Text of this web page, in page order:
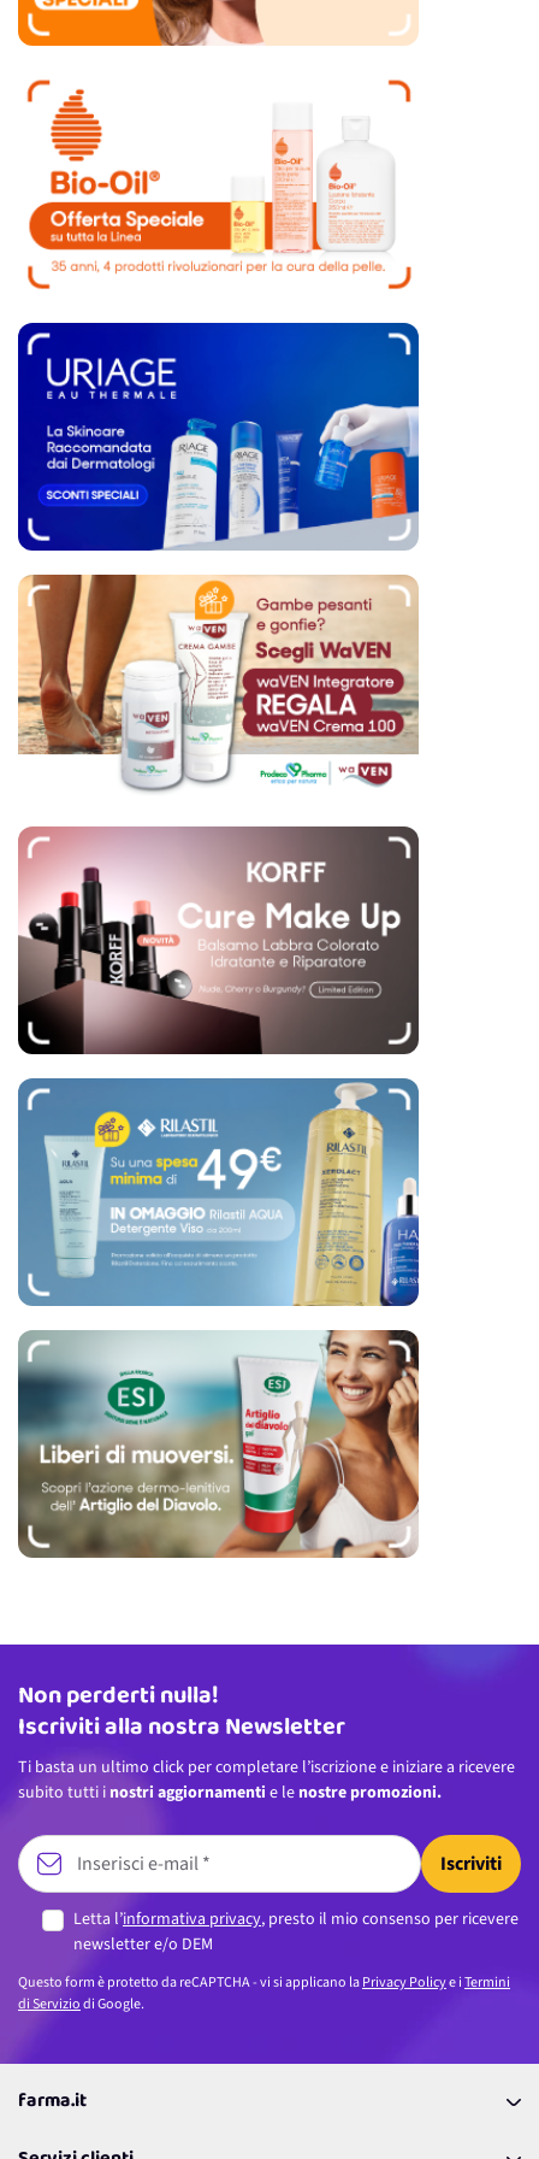
Indirizzo email
Non perderti nulla!
Iscriviti alla nostra Newsletter
Ti basta un ultimo click per completare l’iscrizione e iniziare a ricevere
subito tutti i nostri aggiornamenti e le nostre promozioni.
Iscriviti
Letta l’informativa privacy, presto il mio consenso per ricevere
newsletter e/o DEM
Questo form è protetto da reCAPTCHA - vi si applicano laPrivacy Policye iTermini
di Serviziodi Google.
farma.it